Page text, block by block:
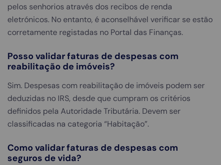
pelos senhorios através dos recibos de renda
eletrónicos. No entanto, é aconselhável verificar se estão
corretamente registadas no Portal das Finanças.
Posso validar faturas de despesas com
reabilitação de imóveis?
Sim. Despesas com reabilitação de imóveis podem ser
deduzidas no IRS, desde que cumpram os critérios
definidos pela Autoridade Tributária. Devem ser
classificadas na categoria “Habitação”.
Como validar faturas de despesas com
seguros de vida?